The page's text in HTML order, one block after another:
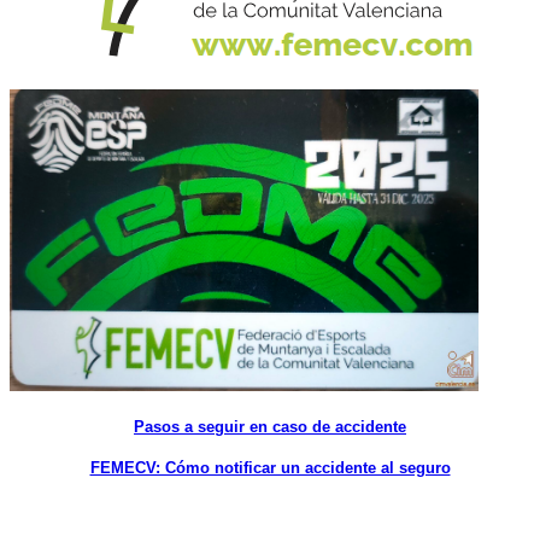
Pasos a seguir en caso de accidente
FEMECV: Cómo notificar un accidente al seguro